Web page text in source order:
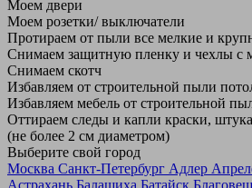
Моем двери
Моем розетки/ выключатели
Протираем от пыли все мелкие и
Снимаем защитную пленку и чехлы с
Снимаем скотч
Избавляем от строительной пыли
Избавляем мебель от строительной
Оттираем следы и капли краски,
(не более 2 см диаметром)
Выберите свой город
Москва Санкт-Петербург Адлер
Астрахань Балашиха Батайск